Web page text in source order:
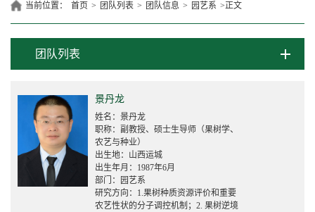
当前位置： 首页 > 团队列表 > 团队信息 > 园艺系 >正文
团队列表
景丹龙
姓名：景丹龙
职称：副教授、硕士生导师（果树学、
农艺与种业）
出生地：山西运城
出生年月：1987年6月
部门：园艺系
研究方向：1.果树种质资源评价和重要
农艺性状的分子调控机制；2. 果树逆境